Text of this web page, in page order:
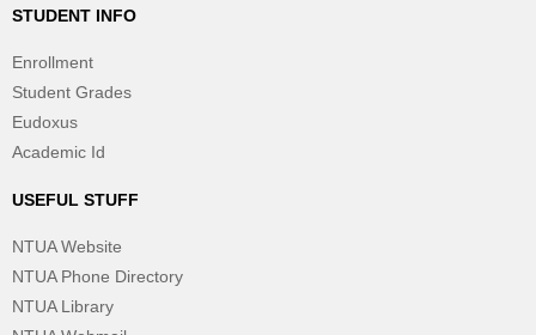
STUDENT INFO
Enrollment
Student Grades
Eudoxus
Academic Id
USEFUL STUFF
NTUA Website
NTUA Phone Directory
NTUA Library